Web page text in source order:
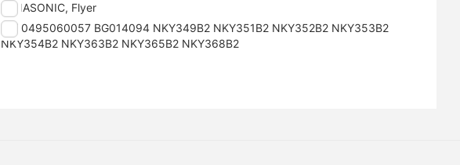
PANASONIC, Flyer
4260495060057 BG014094 NKY349B2 NKY351B2 NKY352B2 NKY353B2
NKY354B2 NKY363B2 NKY365B2 NKY368B2